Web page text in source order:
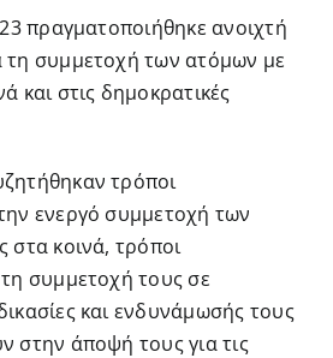
πραγματοποιήθηκε ανοιχτή
τη συμμετοχή των ατόμων με
και στις δημοκρατικές
τρόποι
ενεργό συμμετοχή των
στα κοινά, τρόποι
συμμετοχή τους σε
και ενδυνάμωσής τους
στην άποψή τους για τις